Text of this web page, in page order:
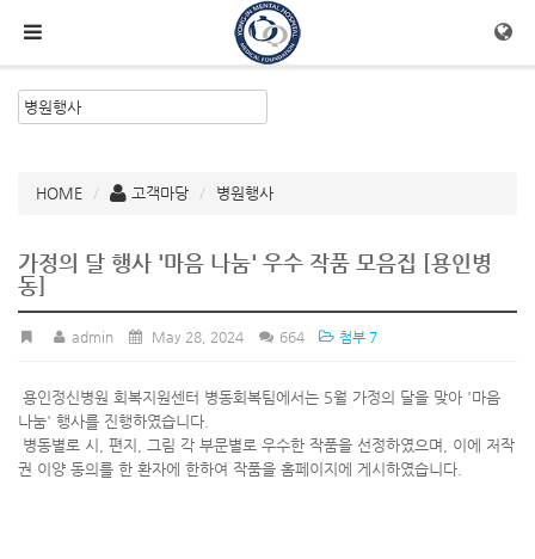
HOME 고객마당 병원행사
가정의 달 행사 '마음 나눔' 우수 작품 모음집 [용인병
동]
admin May 28, 2024 664 첨부 7
용인정신병원 회복지원센터 병동회복팀에서는 5월 가정의 달을 맞아 '마음
나눔' 행사를 진행하였습니다.
병동별로 시, 편지, 그림 각 부문별로 우수한 작품을 선정하였으며, 이에 저작
권 이양 동의를 한 환자에 한하여 작품을 홈페이지에 게시하였습니다.